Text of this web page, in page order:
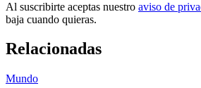
Al suscribirte aceptas nuestro aviso de
baja cuando quieras.
Relacionadas
Mundo